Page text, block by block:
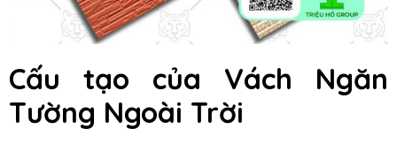
Cấu tạo của Vách Ngăn
Tường Ngoài Trời